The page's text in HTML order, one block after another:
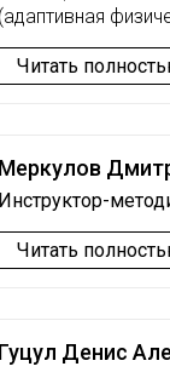
(адаптивная
Читать
Меркулов
Инструктор-
Читать
Гуцул Денис